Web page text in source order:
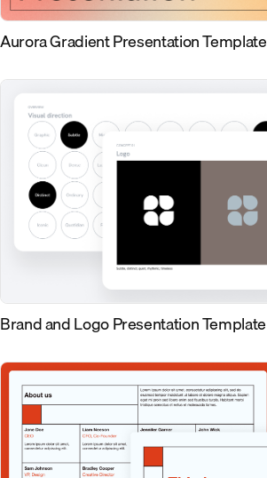
Aurora Gradient Presentation Template
Brand and Logo Presentation Template